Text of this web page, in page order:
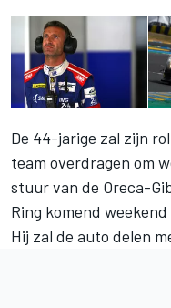
De 44-jarige zal zijn
team overdragen om
stuur van de Oreca-
Ring komend
Hij zal de auto delen